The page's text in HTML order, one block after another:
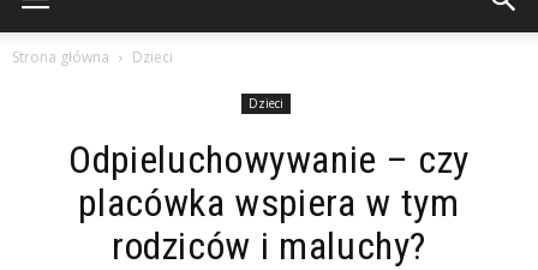
Strona główna Dzieci
Dzieci
Odpieluchowywanie – czy
placówka wspiera w tym
rodziców i maluchy?